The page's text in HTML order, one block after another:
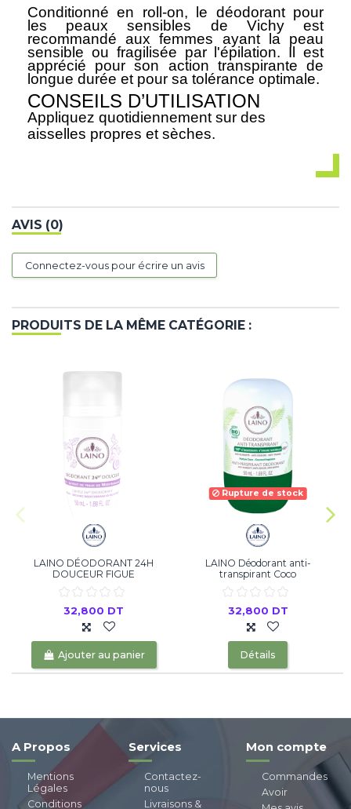
Conditionné en roll-on, le déodorant pour
les peaux sensibles de Vichy est
recommandé aux femmes ayant la peau
sensible ou fragilisée par l'épilation. Il est
apprécié pour son action transpirante de
longue durée et pour sa tolérance optimale.
CONSEILS D’UTILISATION
Appliquez quotidiennement sur des
aisselles propres et sèches.
AVIS (0)
Connectez-vous pour écrire un avis
PRODUITS DE LA MÊME CATÉGORIE :
LAINO DÉODORANT 24H
DOUCEUR FIGUE
32,800 DT
Ajouter au panier
Rupture de stock
LAINO Déodorant anti-
transpirant Coco
32,800 DT
Détails
A Propos
Mentions
Légales
Conditions
Services
Contactez-
nous
Livraisons &
Mon compte
Commandes
Avoir